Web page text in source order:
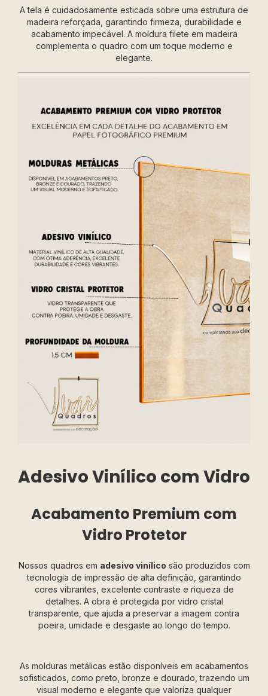
A tela é cuidadosamente esticada sobre uma estrutura de
madeira reforçada, garantindo firmeza, durabilidade e
acabamento impecável. A moldura filete em madeira
complementa o quadro com um toque moderno e
elegante.
Adesivo Vinílico com Vidro
Acabamento Premium com
Vidro Protetor
Nossos quadros em adesivo vinílico são produzidos com
tecnologia de impressão de alta definição, garantindo
cores vibrantes, excelente contraste e riqueza de
detalhes. A obra é protegida por vidro cristal
transparente, que ajuda a preservar a imagem contra
poeira, umidade e desgaste ao longo do tempo.
As molduras metálicas estão disponíveis em acabamentos
sofisticados, como preto, bronze e dourado, trazendo um
visual moderno e elegante que valoriza qualquer